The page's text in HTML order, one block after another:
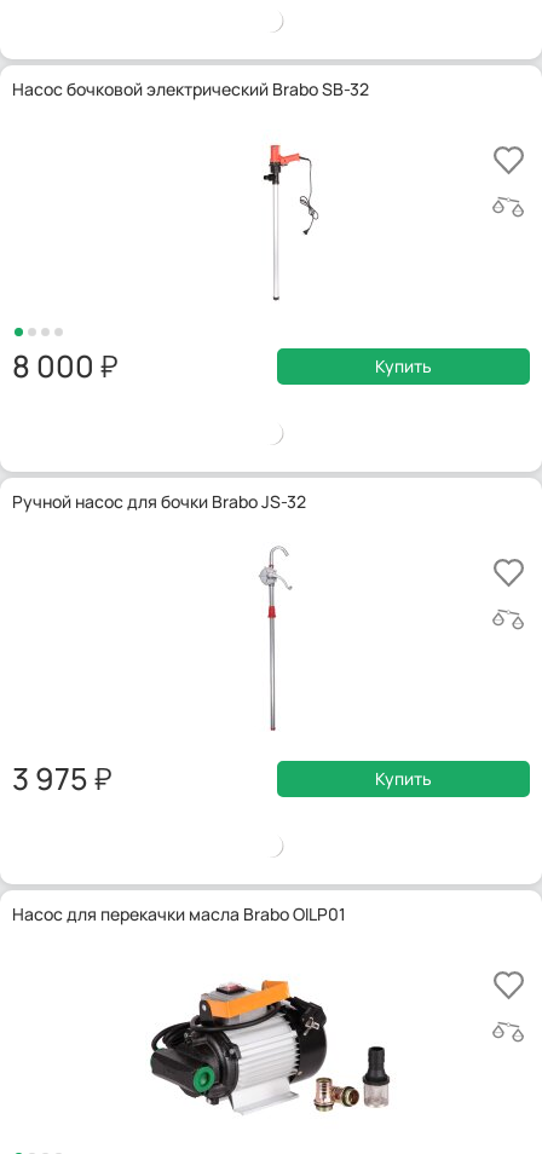
Насос бочковой электрический Brabo SB-32
8 000 Купить
Ручной насос для бочки Brabo JS-32
3 975 Купить
Насос для перекачки масла Brabo OILP01